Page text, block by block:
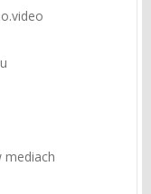
mediach